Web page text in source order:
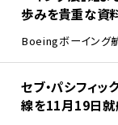
歩みを貴重な資
Boeingボーイング
セブ・パシフィッ
線を11月19日就